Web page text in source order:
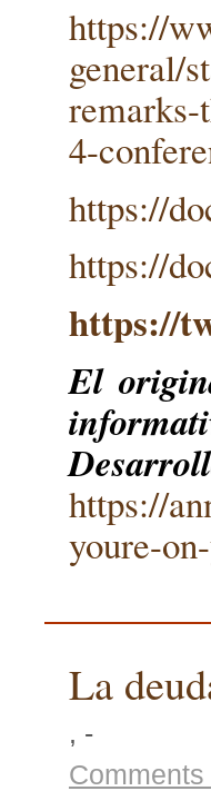
https://
general/
4-
https://
https://
https://
El
https://
youre-
La
, -
Comments